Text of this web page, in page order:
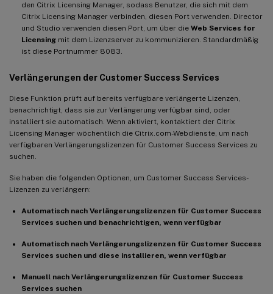
den Citrix Licensing Manager, sodass Benutzer, die sich mit dem
Citrix Licensing Manager verbinden, diesen Port verwenden. Director
und Studio verwenden diesen Port, um über die Web Services for
Licensing mit dem Lizenzserver zu kommunizieren. Standardmäßig
ist diese Portnummer 8083.
Verlängerungen der Customer Success Services
Diese Funktion prüft auf bereits verfügbare verlängerte Lizenzen,
benachrichtigt, dass sie zur Verlängerung verfügbar sind, oder
installiert sie automatisch. Wenn aktiviert, kontaktiert der Citrix
Licensing Manager wöchentlich die Citrix.com-Webdienste, um nach
verfügbaren Verlängerungslizenzen für Customer Success Services zu
suchen.
Sie haben die folgenden Optionen, um Customer Success Services-
Lizenzen zu verlängern:
Automatisch nach Verlängerungslizenzen für Customer Success
Services suchen und benachrichtigen, wenn verfügbar
Automatisch nach Verlängerungslizenzen für Customer Success
Services suchen und diese installieren, wenn verfügbar
Manuell nach Verlängerungslizenzen für Customer Success
Services suchen